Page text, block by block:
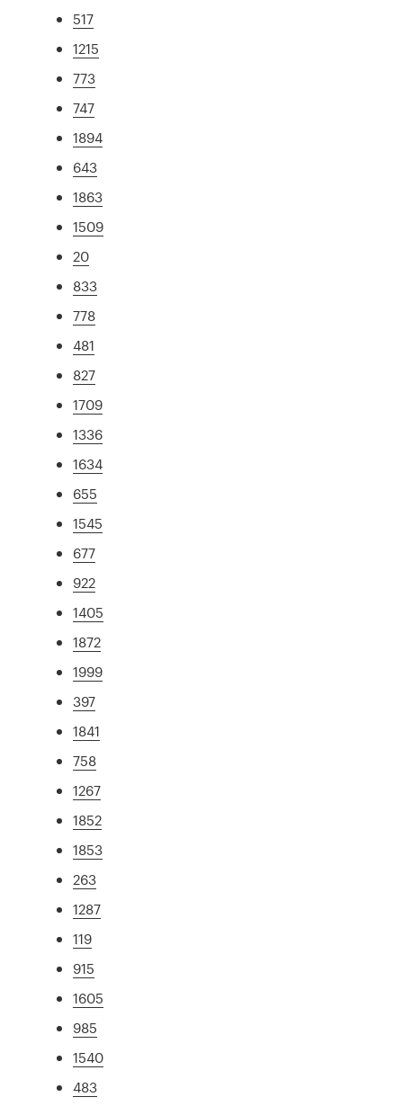
517
1215
773
747
1894
643
1863
1509
20
833
778
481
827
1709
1336
1634
655
1545
677
922
1405
1872
1999
397
1841
758
1267
1852
1853
263
1287
119
915
1605
985
1540
483